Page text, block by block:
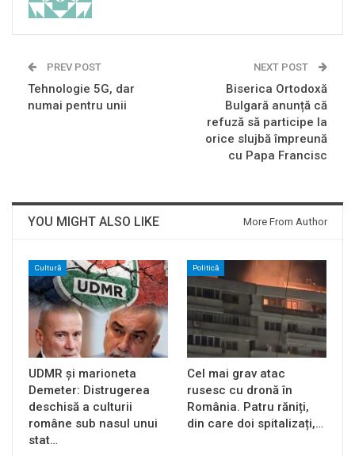
PREV POST
Tehnologie 5G, dar
numai pentru unii
NEXT POST
Biserica Ortodoxă
Bulgară anunță că
refuză să participe la
orice slujbă împreună
cu Papa Francisc
YOU MIGHT ALSO LIKE More From Author
Cultură
UDMR și marioneta
Demeter: Distrugerea
deschisă a culturii
române sub nasul unui
stat…
Politică
Cel mai grav atac
rusesc cu dronă în
România. Patru răniți,
din care doi spitalizați,…